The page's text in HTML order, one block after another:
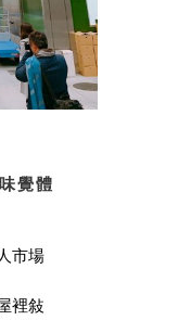
覺體
市場
裡敍